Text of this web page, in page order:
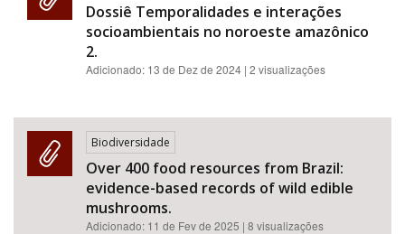
Dossiê Temporalidades e interações
socioambientais no noroeste amazônico
2.
Adicionado: 13 de Dez de 2024 | 2 visualizações
Biodiversidade
Over 400 food resources from Brazil:
evidence-based records of wild edible
mushrooms.
Adicionado: 11 de Fev de 2025 | 8 visualizações